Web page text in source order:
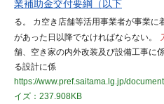
業補助金交付要綱（以下
る。 カ空き店舗等活用事業者が事業
があった日以降でなければならない。
舗、空き家の内外改装及び設備工事に
る設計に係
https://www.pref.saitama.lg.jp/
イズ：237.908KB